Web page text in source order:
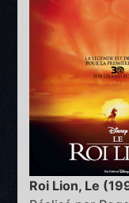
Roi Lion, Le